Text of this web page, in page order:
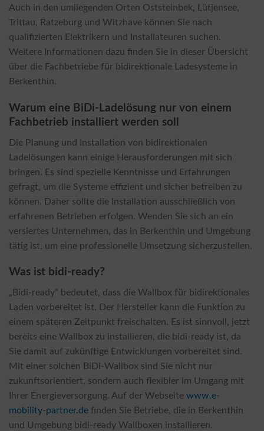
Auch in den umliegenden Orten Oststeinbek, Lütjensee,
Trittau, Ratzeburg und Witzhave können Sie nach
qualifizierten Elektrikern und Installateuren suchen.
Weitere Informationen dazu finden Sie in dieser Übersicht
über die Fachbetriebe für bidirektionale Ladesysteme in
Berkenthin.
Warum eine BiDi-Ladelösung nur von einem
Fachbetrieb installiert werden soll
Die Planung und Installation von bidirektionalen
Ladelösungen kann einige Herausforderungen mit sich
bringen. Es sind spezielle Kenntnisse und Erfahrungen
gefragt, um die Systeme effizient und sicher betreiben zu
können. Daher sollte die Installation ausschließlich von
erfahrenen Betrieben erfolgen. Wenden Sie sich an ein
versiertes Unternehmen, das in Berkenthin und Umgebung
tätig ist, um eine professionelle Umsetzung sicherzustellen.
Was ist bidi-ready?
„Bidi-ready“ bedeutet, dass die Wallbox für bidirektionales
Laden vorbereitet ist. Der Hersteller kann die Funktion zu
einem späteren Zeitpunkt freischalten. Es ist sinnvoll, jetzt
bereits eine Wallbox zu installieren, die bidi-ready ist, da
Sie damit auf zukünftige Entwicklungen vorbereitet sind.
Mit einer solchen BiDi-Wallbox sind Sie nicht nur
zukunftsorientiert, sondern auch flexibler im Umgang mit
Ihrer Energieversorgung. Auf der Webseite www.e-
mobility-partner.de finden Sie Betriebe, die in Berkenthin
und Umgebung bidi-ready Wallboxen installieren.